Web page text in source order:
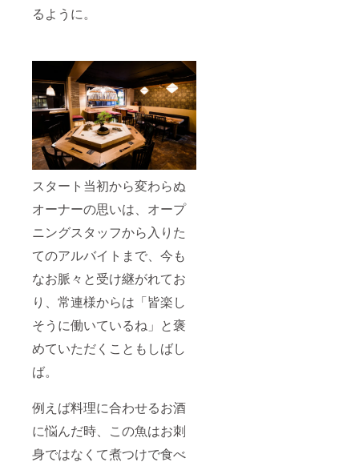
るように。
スタート当初から変わらぬ
オーナーの思いは、オープ
ニングスタッフから入りた
てのアルバイトまで、今も
なお脈々と受け継がれてお
り、常連様からは「皆楽し
そうに働いているね」と褒
めていただくこともしばし
ば。
例えば料理に合わせるお酒
に悩んだ時、この魚はお刺
身ではなくて煮つけで食べ